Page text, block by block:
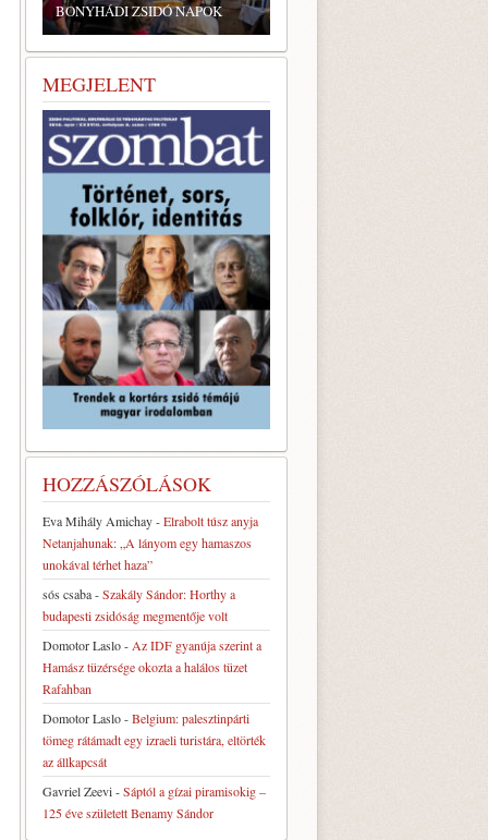
ZSIDÓ NAPOK
ZSINAGÓGÁBAN
MEGJELENT
HOZZÁSZÓLÁSOK
Eva Mihály Amichay-Elrabolt túsz anyja
Netanjahunak: „A lányom egy hamaszos
unokával térhet haza”
sós csaba-Szakály Sándor: Horthy a
budapesti zsidóság megmentője volt
Domotor Laslo- Az IDF gyanúja szerint a
Hamász tüzérsége okozta a halálos tüzet
Rafahban
Domotor Laslo-Belgium: palesztinpárti
tömeg rátámadt egy izraeli turistára, eltörték
az állkapcsát
Gavriel Zeevi-Sáptól a gízai piramisokig –
125 éve született Benamy Sándor